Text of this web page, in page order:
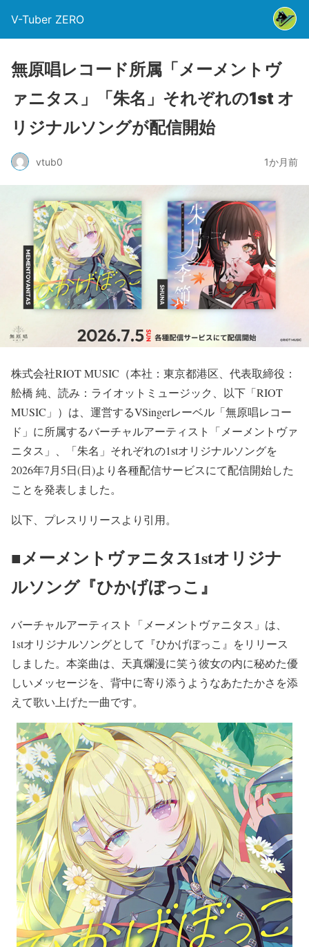
V-Tuber ZERO
無原唱レコード所属「メーメントヴ
ァニタス」「朱名」それぞれの1st オ
リジナルソングが配信開始
vtub0 1か月前
株式会社RIOT MUSIC（本社：東京都港区、代表取締役：
舩橋 純、読み：ライオットミュージック、以下「RIOT
MUSIC」）は、運営するVSingerレーベル「無原唱レコー
ド」に所属するバーチャルアーティスト「メーメントヴァ
ニタス」、「朱名」それぞれの1stオリジナルソングを
2026年7月5日(日)より各種配信サービスにて配信開始した
ことを発表しました。
以下、プレスリリースより引用。
■メーメントヴァニタス1stオリジナ
ルソング『ひかげぼっこ』
バーチャルアーティスト「メーメントヴァニタス」は、
1stオリジナルソングとして『ひかげぼっこ』をリリース
しました。本楽曲は、天真爛漫に笑う彼女の内に秘めた優
しいメッセージを、背中に寄り添うようなあたたかさを添
えて歌い上げた一曲です。